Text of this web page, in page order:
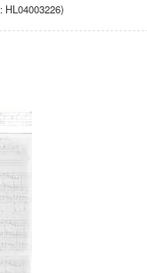
HL04003226)